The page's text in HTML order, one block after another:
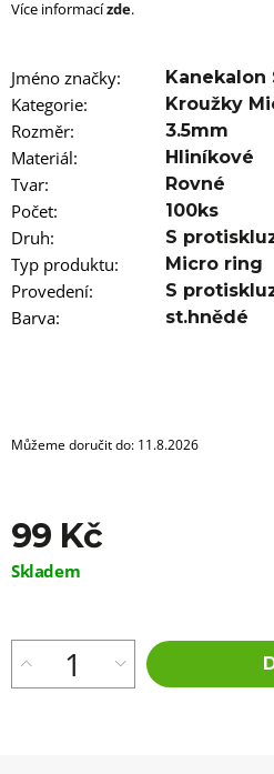
Více informacízde.
Jméno značky: Kanekalon
Kategorie: Kroužky
Rozměr: 3.5mm
Materiál: Hliníkové
Tvar: Rovné
Počet: 100ks
Druh: S
Typ produktu: Micro ring
Provedení: S
Barva: st.hnědé
Můžeme doručit do: 11.8.2026
99 Kč
Měrná
Skladem
j
e
100%
EZ
KANEKALON
FR6B
89
Kč
Původně:
149
Kč